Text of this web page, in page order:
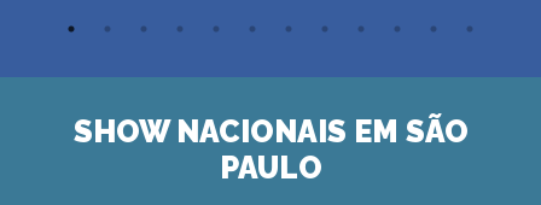
SHOW NACIONAIS EM SÃO
PAULO